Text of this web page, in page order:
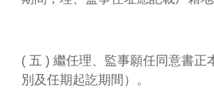
( 五 ) 繼任理、監事願任同意書正
別及任期起訖期間）。